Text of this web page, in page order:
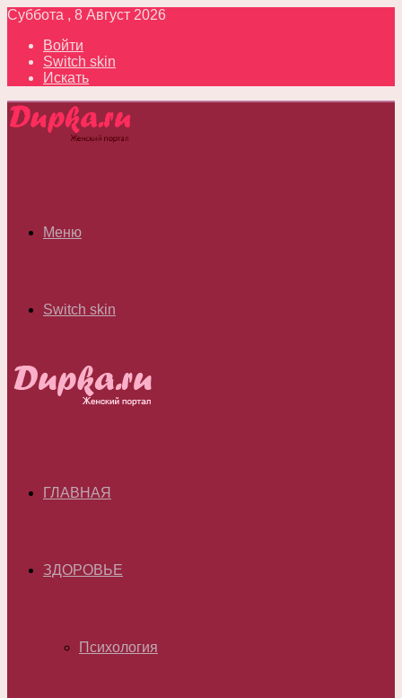
Суббота , 8 Август 2026
Войти
Switch skin
Искать
Меню
Switch skin
ГЛАВНАЯ
ЗДОРОВЬЕ
Психология